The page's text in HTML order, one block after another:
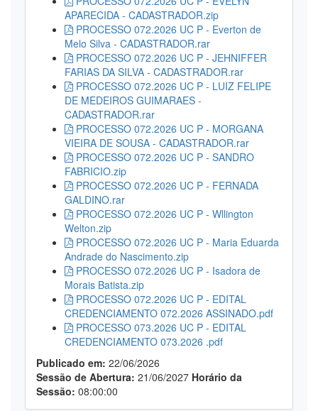
APARECIDA - CADASTRADOR.zip
PROCESSO 072.2026 UC P - Everton de
Melo Silva - CADASTRADOR.rar
PROCESSO 072.2026 UC P - JEHNIFFER
FARIAS DA SILVA - CADASTRADOR.rar
PROCESSO 072.2026 UC P - LUIZ FELIPE
DE MEDEIROS GUIMARAES -
CADASTRADOR.rar
PROCESSO 072.2026 UC P - MORGANA
VIEIRA DE SOUSA - CADASTRADOR.rar
PROCESSO 072.2026 UC P - SANDRO
FABRICIO.zip
PROCESSO 072.2026 UC P - FERNADA
GALDINO.rar
PROCESSO 072.2026 UC P - Wllington
Welton.zip
PROCESSO 072.2026 UC P - Maria Eduarda
Andrade do Nascimento.zip
PROCESSO 072.2026 UC P - Isadora de
Morais Batista.zip
PROCESSO 072.2026 UC P - EDITAL
CREDENCIAMENTO 072.2026 ASSINADO.pdf
PROCESSO 073.2026 UC P - EDITAL
CREDENCIAMENTO 073.2026 .pdf
Publicado em: 22/06/2026
Sessão de Abertura: 21/06/2027 Horário da
Sessão: 08:00:00